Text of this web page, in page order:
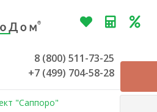
8 (800) 511-73-25
+7 (499) 704-58-28
"Саппоро"